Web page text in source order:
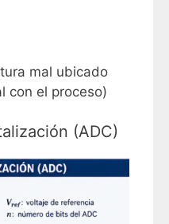
mal ubicado
con el proceso)
(ADC)